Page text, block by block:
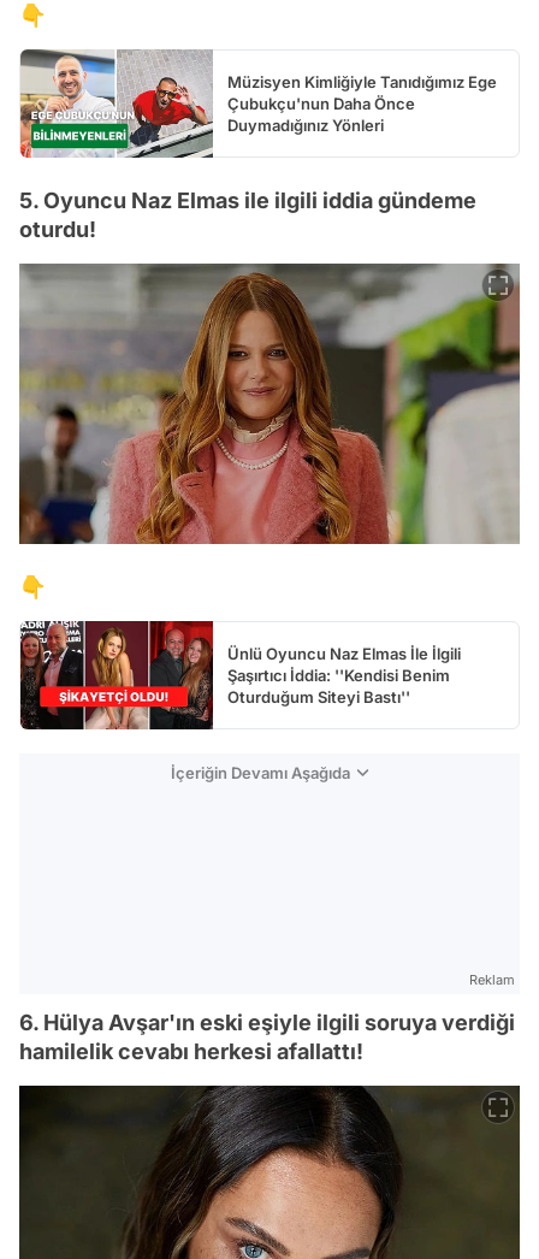
👇
Müzisyen Kimliğiyle Tanıdığımız Ege
Çubukçu'nun Daha Önce
Duymadığınız Yönleri
5. Oyuncu Naz Elmas ile ilgili iddia gündeme
oturdu!
👇
Ünlü Oyuncu Naz Elmas İle İlgili
Şaşırtıcı İddia: ''Kendisi Benim
Oturduğum Siteyi Bastı''
İçeriğin Devamı Aşağıda
Reklam
6. Hülya Avşar'ın eski eşiyle ilgili soruya verdiği
hamilelik cevabı herkesi afallattı!